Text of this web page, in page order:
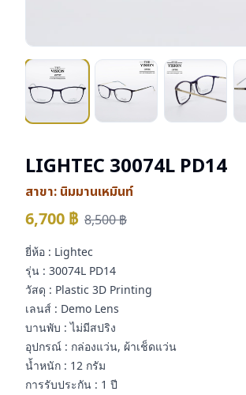
LIGHTEC 30074L PD14
สาขา: นิมมานเหมินท์
6,700 ฿ 8,500฿
ยี่ห้อ : Lightec
รุ่น : 30074L PD14
วัสดุ : Plastic 3D Printing
เลนส์ : Demo Lens
บานพับ : ไม่มีสปริง
อุปกรณ์ : กล่องแว่น, ผ้าเช็ดแว่น
น้ำหนัก : 12 กรัม
การรับประกัน : 1 ปี